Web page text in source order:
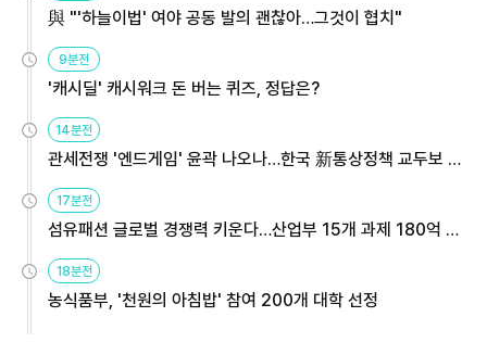
與 "'하늘이법' 여야 공동 발의 괜찮아…그것이 협치"
9분전
'캐시딜' 캐시워크 돈 버는 퀴즈, 정답은?
14분전
관세전쟁 '엔드게임' 윤곽 나오나…한국 新통상정책 교두보 활
용해야
17분전
섬유패션 글로벌 경쟁력 키운다…산업부 15개 과제 180억 지
원
18분전
농식품부, '천원의 아침밥' 참여 200개 대학 선정